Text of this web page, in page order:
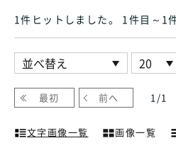
1件ヒット しました。 1件目～1
最初 前へ 1 /1
文字画像一覧 画像一覧